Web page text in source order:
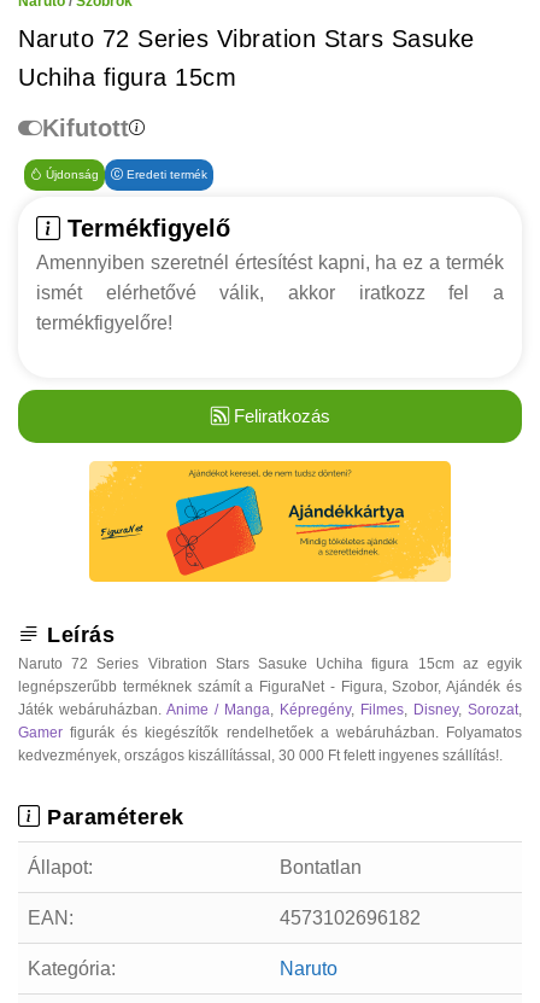
Naruto 72 Series Vibration Stars Sasuke
Uchiha figura 15cm
Kifutott
Újdonság Eredeti termék
Termékfigyelő
Amennyiben szeretnél értesítést kapni, ha ez a termék
ismét elérhetővé válik, akkor iratkozz fel a
termékfigyelőre!
Feliratkozás
Leírás
Naruto 72 Series Vibration Stars Sasuke Uchiha figura 15cm az egyik
legnépszerűbb terméknek számít a FiguraNet - Figura, Szobor, Ajándék és
Játék webáruházban. Anime / Manga Képregény, Filmes Disney, Sorozat
Gamer figurák és kiegészítők rendelhetőek a webáruházban. Folyamatos
kedvezmények, országos kiszállítással, 30 000 Ft felett ingyenes szállítás!.
Paraméterek
Állapot: Bontatlan
EAN: 4573102696182
Kategória: Naruto